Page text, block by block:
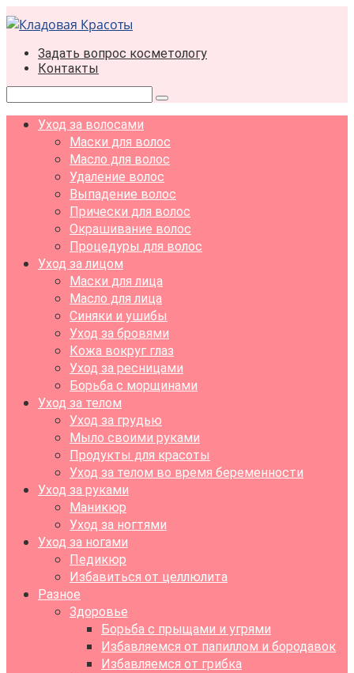
Перейти
к
контентуЗадать вопрос косметологу
Контакты
Поиск:
Уход за волосами
Маски для волос
Масло для волос
Удаление волос
Выпадение волос
Прически для волос
Окрашивание волос
Процедуры для волос
Уход за лицом
Маски для лица
Масло для лица
Синяки и ушибы
Уход за бровями
Кожа вокруг глаз
Уход за ресницами
Борьба с морщинами
Уход за телом
Уход за грудью
Мыло своими руками
Продукты для красоты
Уход за телом во время беременности
Уход за руками
Маникюр
Уход за ногтями
Уход за ногами
Педикюр
Избавиться от целлюлита
Разное
Здоровье
Борьба с прыщами и угрями
Избавляемся от папиллом и бородавок
Избавляемся от грибка